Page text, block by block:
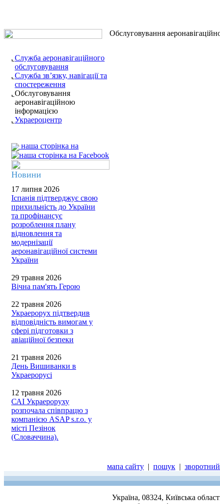
Служба аеронавігаційного
обслуговування
Служба зв’язку, навігації та
спостереження
Обслуговування
аеронавігаційною
інформацією
Украероцентр
наша сторінка на
Новини
17 липня 2026
Іспанія підтверджує свою
прихильність до України
та профінансує
розроблення плану
відновлення та
модернізації
аеронавігаційної системи
України
29 травня 2026
Вічна пам'ять Герою
22 травня 2026
Украерорух підтвердив
відповідність вимогам у
сфері підготовки з
авіаційної безпеки
21 травня 2026
День Вишиванки в
Украерорусі
12 травня 2026
САІ Украероруху
розпочала співпрацю з
компанією ASAP s.r.o. у
місті Пезінок
(Словаччина).
Обслуговування
мапа сайту | пошук |
Україна, 08324, Київська